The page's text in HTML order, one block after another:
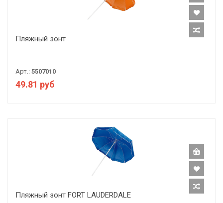
Пляжный зонт
Арт.: 5507010
49.81 руб
Пляжный зонт FORT LAUDERDALE